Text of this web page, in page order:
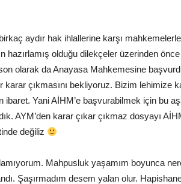
aydır hak ihlallerine karşı
hazırlamış olduğu dilekçeler üzerinden
olarak da Anayasa Mahkemesine
çıkmasını bekliyoruz. Bizim lehimize
ibaret. Yani AİHM’e başvurabilmek için bu
AYM’den karar çıkar çıkmaz dosyayı
değiliz
Mahpusluk yaşamım boyunca
Şaşırmadım desem yalan olur.